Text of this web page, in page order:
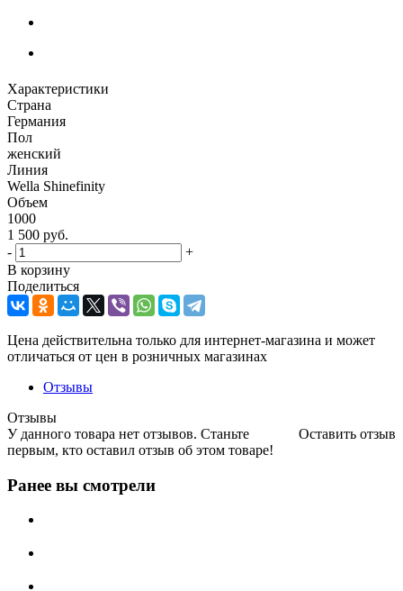
Характеристики
Страна
Германия
Пол
женский
Линия
Wella Shinefinity
Объем
1000
1 500 руб.
-
+
В корзину
Поделиться
Цена действительна только для интернет-магазина и может
отличаться от цен в розничных магазинах
Отзывы
Отзывы
Оставить отзыв
У данного товара нет отзывов. Станьте
первым, кто оставил отзыв об этом товаре!
Ранее вы смотрели